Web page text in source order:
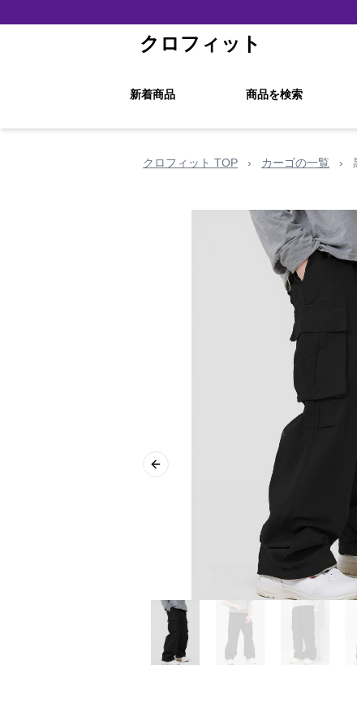
クロフィット
新着商品 商品を検索
クロフィット TOP › カーゴの一覧 ›
Previous slide